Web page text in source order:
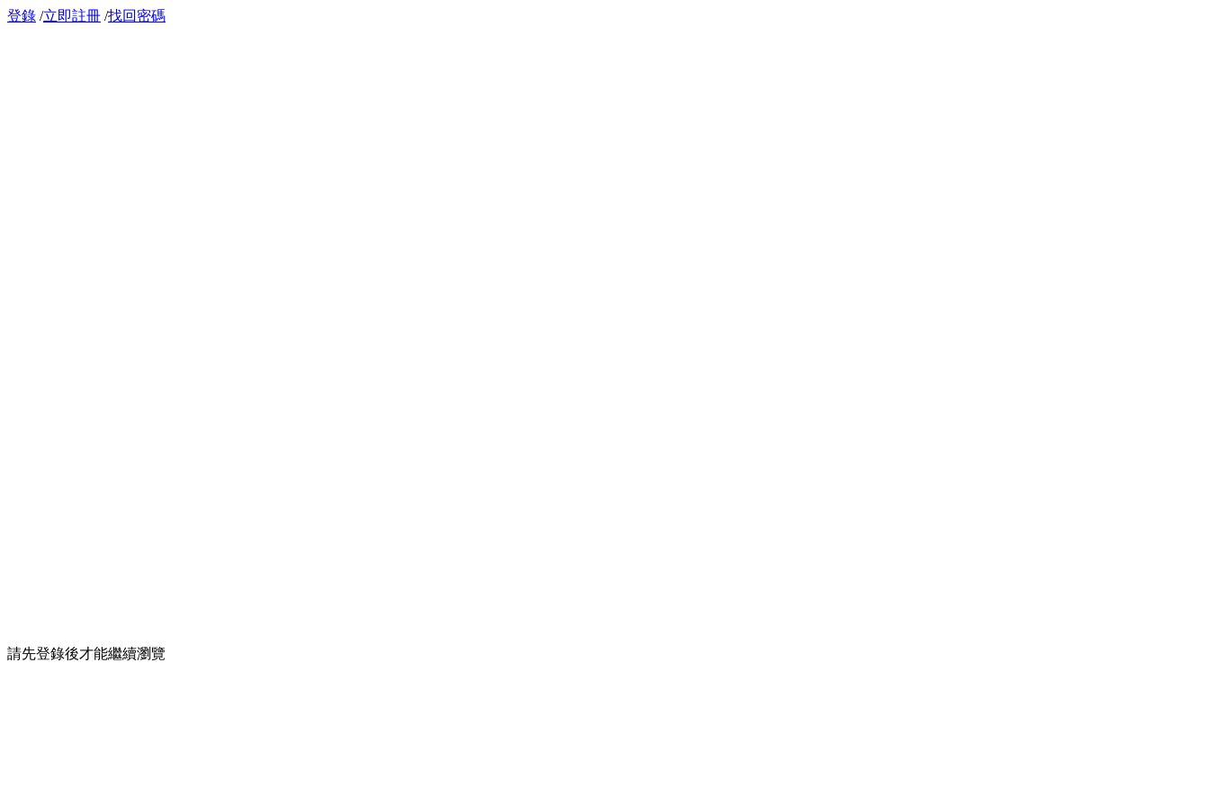
登錄 /立即註冊 /找回密碼
請先登錄後才能繼續瀏覽